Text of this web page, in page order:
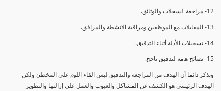
12- مراجعة السجلات والوثائق.
13- المقابلات مع الموظفين ومراقبة الانشطة والمرافق.
14- تسجيلات الأدلة أثناء التدقيق.
15- نصائح هامة لتدقيق ناجح.
وتذكر دائما أن الهدف من المراجعة والتدقيق ليس القاء اللوم على المخطئ ولكن
الهدف الرئيسي هو الكشف عن المشاكل والعيوب والعمل على إزالتها والتطوير